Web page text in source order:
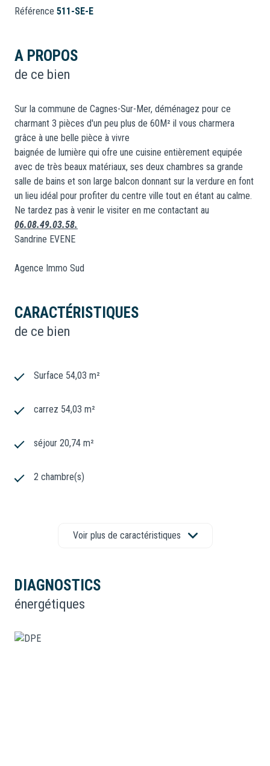
Référence 511-SE-E
A PROPOS
de ce bien
Sur la commune de Cagnes-Sur-Mer, déménagez pour ce
charmant 3 pièces d'un peu plus de 60M² il vous charmera
grâce à une belle pièce à vivre
baignée de lumière qui ofre une cuisine entièrement equipée
avec de très beaux matériaux, ses deux chambres sa grande
salle de bains et son large balcon donnant sur la verdure en font
un lieu idéal pour profiter du centre ville tout en étant au calme.
Ne tardez pas à venir le visiter en me contactant au
06.08.49.03.58.
Sandrine EVENE
Agence Immo Sud
CARACTÉRISTIQUES
de ce bien
Surface 54,03 m²
carrez 54,03 m²
séjour 20,74 m²
2 chambre(s)
construit en 2015
cuisine américaine (équipée)
Chauffage collectif : radiateur (gaz)
Chauffage collectif : radiateur (gaz)
Voir plus de caractéristiques
DIAGNOSTICS
énergétiques